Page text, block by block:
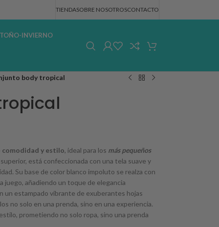
TIENDASOBRE NOSOTROSCONTACTO
INVIERNO
body tropical
comodidad y estilo, ideal para los más pequeños
está confeccionada con una tela suave y
Su base de color blanco impoluto se realza con
juego, añadiendo un toque de elegancia
estampado vibrante de exuberantes hojas
no solo en una prenda, sino en una experiencia.
prometiendo no solo ropa, sino una prenda